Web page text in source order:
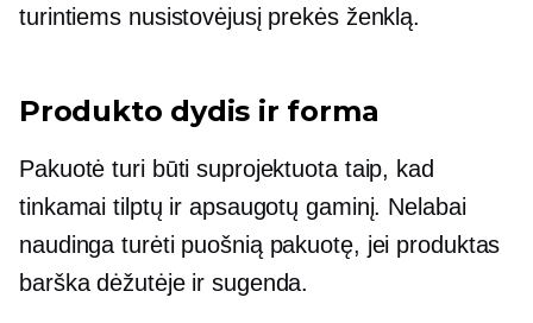
turintiems nusistovėjusį prekės ženklą.
Produkto dydis ir forma
Pakuotė turi būti suprojektuota taip, kad
tinkamai tilptų ir apsaugotų gaminį. Nelabai
naudinga turėti puošnią pakuotę, jei produktas
barška dėžutėje ir sugenda.